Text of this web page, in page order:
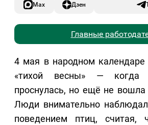
Max Дзен
Главные
4 мая в народном календаре
«тихой весны» — когда
проснулась, но ещё не
Люди внимательно
поведением птиц, считая,